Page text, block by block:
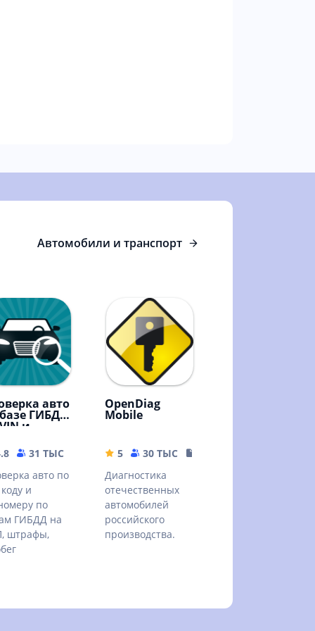
Автомобили и транспорт
авто
ГИБДД
и
31 ТЫС
25.59 MB
авто по
и
по
ГИБДД на
штрафы,
OpenDiag
Mobile
5 30 ТЫС
Диагностика
отечественных
автомобилей
российского
производства.